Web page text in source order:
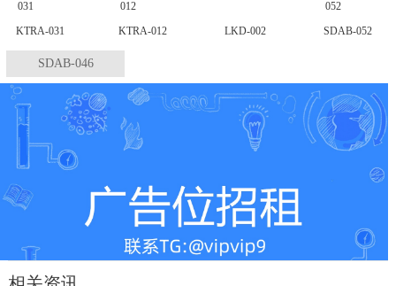
KTRA-031 KTRA-012 LKD-002 SDAB-052
SDAB-046